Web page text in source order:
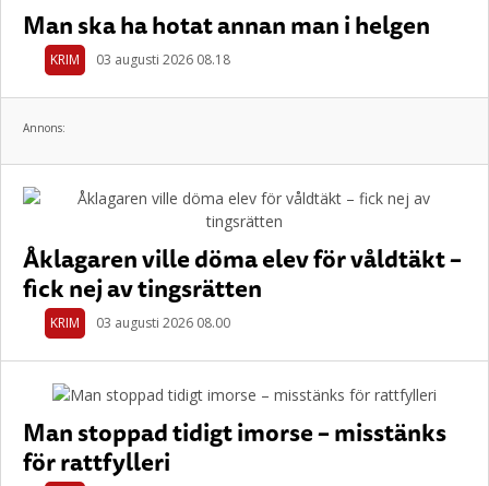
Man ska ha hotat annan man i helgen
KRIM 03 augusti 2026 08.18
Annons:
Åklagaren ville döma elev för våldtäkt –
fick nej av tingsrätten
KRIM 03 augusti 2026 08.00
Man stoppad tidigt imorse – misstänks
för rattfylleri